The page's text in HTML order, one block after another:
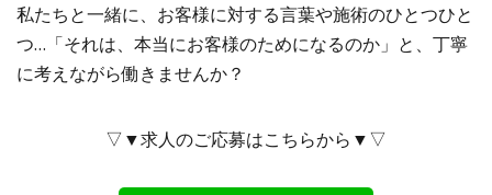
私たちと一緒に、お客様に対する言葉や施術のひとつひと
つ…「それは、本当にお客様のためになるのか」と、丁寧
に考えながら働きませんか？
▽▼求人のご応募はこちらから▼▽